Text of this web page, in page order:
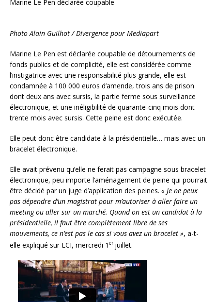
Marine Le Pen déclarée coupable
Photo Alain Guilhot / Divergence pour Mediapart
Marine Le Pen est déclarée coupable de détournements de
fonds publics et de complicité, elle est considérée comme
l’instigatrice avec une responsabilité plus grande, elle est
condamnée à 100 000 euros d’amende, trois ans de prison
dont deux ans avec sursis, la partie ferme sous surveillance
électronique, et une inéligibilité de quarante-cinq mois dont
trente mois avec sursis. Cette peine est donc exécutée.
Elle peut donc être candidate à la présidentielle… mais avec un
bracelet électronique.
Elle avait prévenu qu’elle ne ferait pas campagne sous bracelet
électronique, peu importe l’aménagement de peine qui pourrait
être décidé par un juge d’application des peines. « Je ne peux
pas dépendre d’un magistrat pour m’autoriser à aller faire un
meeting ou aller sur un marché. Quand on est un candidat à la
présidentielle, il faut être complètement libre de ses
mouvements, ce n’est pas le cas si vous avez un bracelet », a-t-
elle expliqué sur LCI, mercredi 1 er juillet.